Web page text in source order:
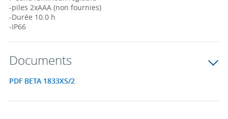
-piles 2xAAA (non fournies)
-Durée 10.0 h
-IP66
Documents
PDF BETA 1833XS/2